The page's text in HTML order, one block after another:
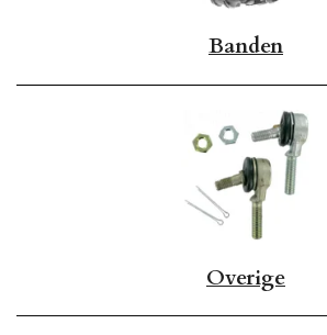
Banden
Overige